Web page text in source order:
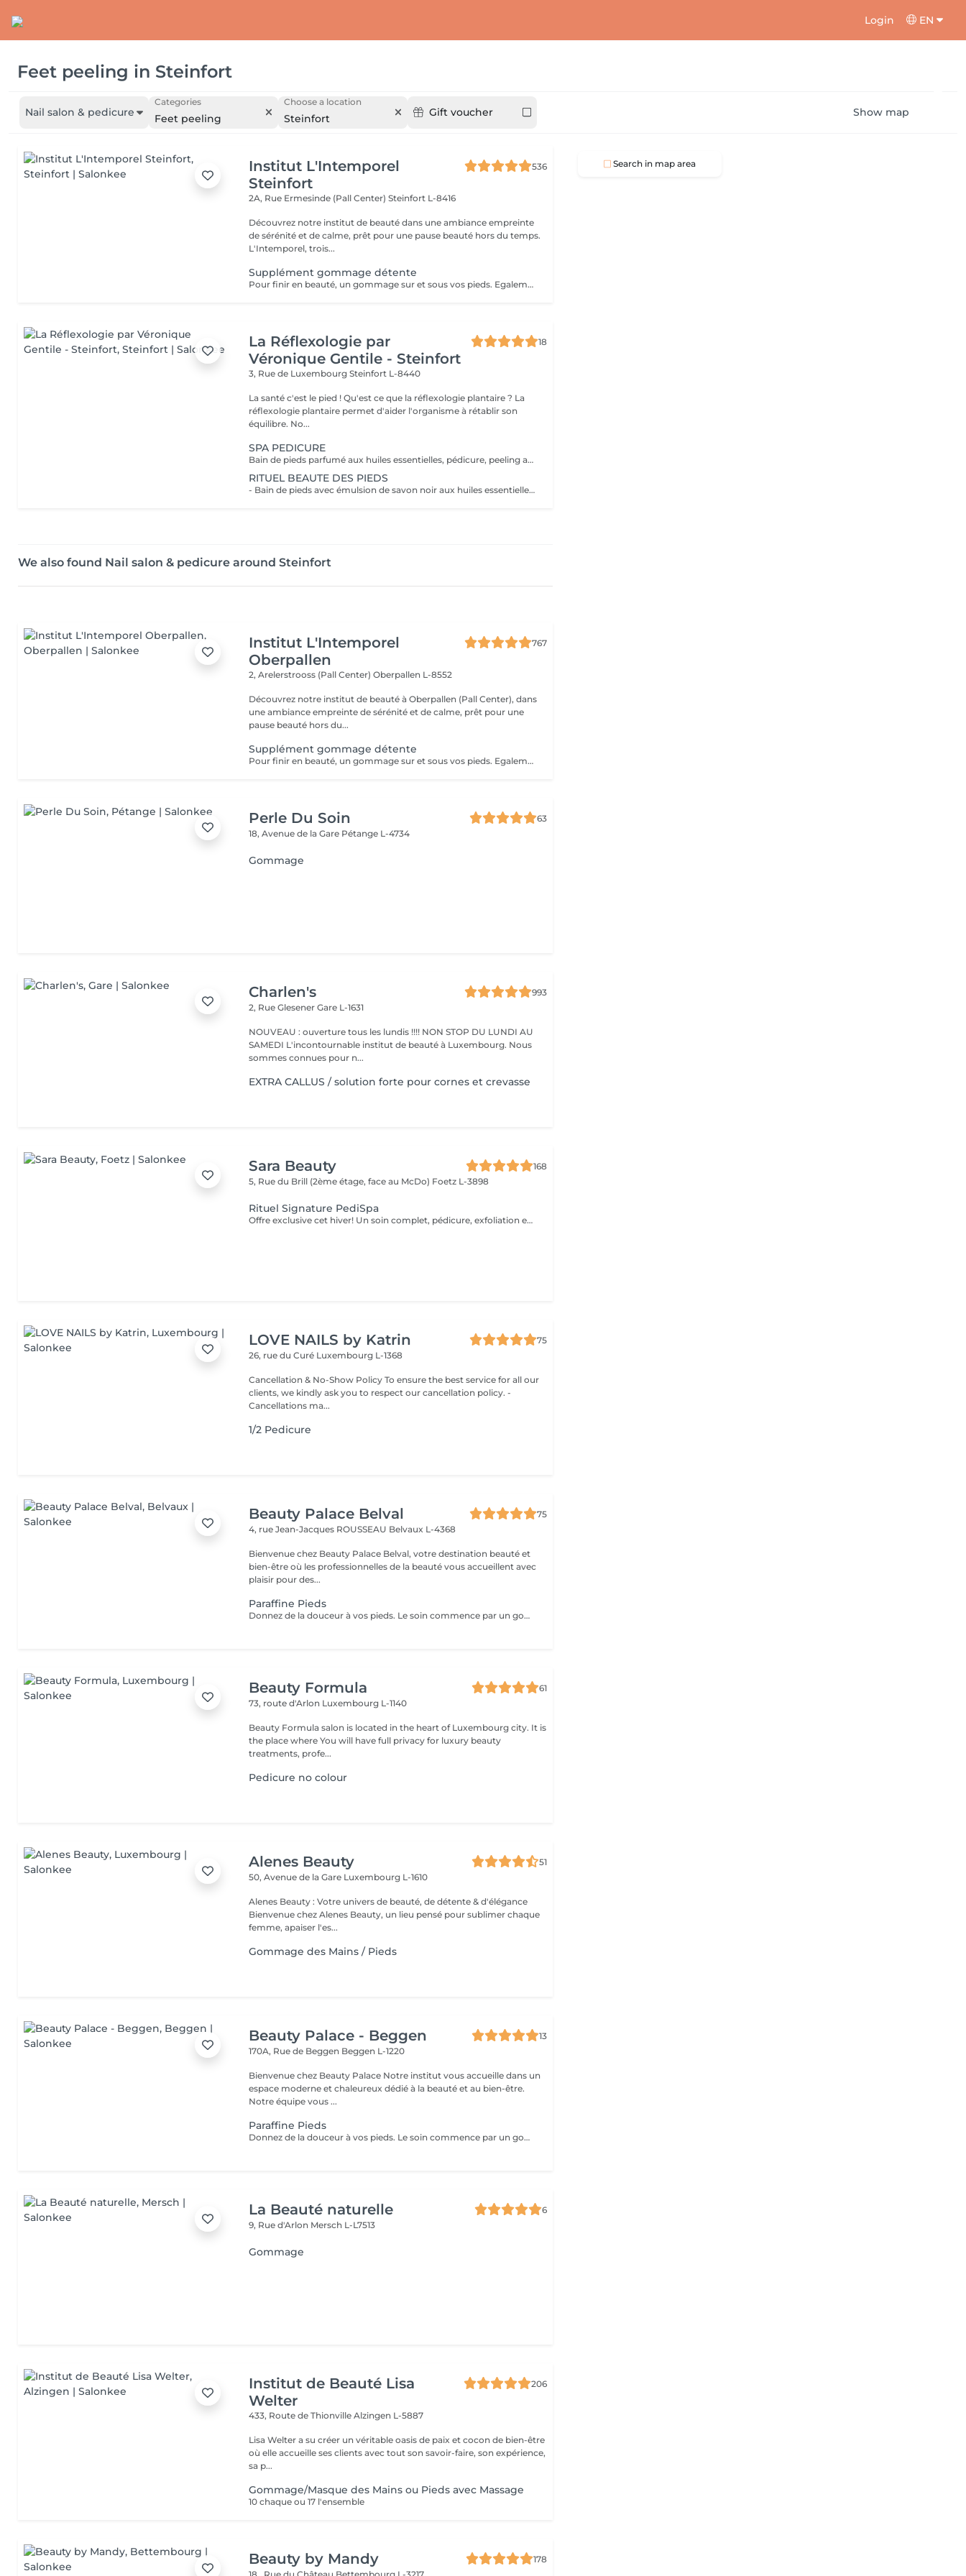
Login EN
Feet peeling in Steinfort
Nail salon & pedicure
Categories
Feet peeling
Choose a location
Steinfort Gift voucher Show map
Institut L'Intemporel
Steinfort
536
2A, Rue Ermesinde (Pall Center)Steinfort L-8416
Découvrez notre institut de beauté dans une ambiance empreinte
de sérénité et de calme, prêt pour une pause beauté hors du temps.
L'Intemporel, trois...
Supplément gommage détente
Pour finir en beauté, un gommage sur et sous vos pieds. Egalement entre les orteils. Pour une meilleure pénétration de la crème pieds. Uniquement avec un service de beauté des pieds / pédicure effectué à l'institut le même jour.
La Réflexologie par
Véronique Gentile - Steinfort
18
3, Rue de LuxembourgSteinfort L-8440
La santé c'est le pied ! Qu'est ce que la réflexologie plantaire ? La
réflexologie plantaire permet d'aider l'organisme à rétablir son
équilibre. No...
SPA PEDICURE
Bain de pieds parfumé aux huiles essentielles, pédicure, peeling au sel senteur orientale, masque chaussettes, massage au beurre de karité
RITUEL BEAUTE DES PIEDS
- Bain de pieds avec émulsion de savon noir aux huiles essentielles méthode traditionnel marocaine - Gommage au sel senteur orientale - Collagène masque/chaussettes - Massage des pieds relaxant et défatigant activant ainsi la circulation sanguine et libérant toute les tensions au beurre de karité
We also found Nail salon & pedicure around Steinfort
Institut L'Intemporel
Oberpallen
767
2, Arelerstrooss (Pall Center)Oberpallen L-8552
Découvrez notre institut de beauté à Oberpallen (Pall Center), dans
une ambiance empreinte de sérénité et de calme, prêt pour une
pause beauté hors du...
Supplément gommage détente
Pour finir en beauté, un gommage sur et sous vos pieds. Egalement entre les orteils. Pour une meilleure pénétration de la crème pieds. Uniquement avec un service de beauté des pieds / pédicurie effectué à l institut le même jour .
Perle Du Soin
63
18, Avenue de la Gare Pétange L-4734
Gommage
Charlen's
993
2, Rue GlesenerGare L-1631
NOUVEAU : ouverture tous les lundis !!!! NON STOP DU LUNDI AU
SAMEDI L'incontournable institut de beauté à Luxembourg. Nous
sommes connues pour n...
EXTRA CALLUS / solution forte pour cornes et crevasse
Sara Beauty
168
5, Rue du Brill (2ème étage, face au McDo) Foetz L-3898
Rituel Signature PediSpa
Offre exclusive cet hiver! Un soin complet, pédicure, exfoliation et masque nourrissant et bain à remous pour une douceur absolue. Un moment cocooning, réconfortant, idéal pour l'hiver. La version avec pause de semi permanent pour des pieds soignés est éclatant tout l'hiver
LOVE NAILS by Katrin
75
26, rue du Curé Luxembourg L-1368
Cancellation & No-Show Policy To ensure the best service for all our
clients, we kindly ask you to respect our cancellation policy. -
Cancellations ma...
1/2 Pedicure
Beauty Palace Belval
75
4, rue Jean-Jacques ROUSSEAU Belvaux L-4368
Bienvenue chez Beauty Palace Belval, votre destination beauté et
bien-être où les professionnelles de la beauté vous accueillent avec
plaisir pour des...
Paraffine Pieds
Donnez de la douceur à vos pieds. Le soin commence par un gommage de la demi-jambe et des pieds, puis avec un grand pinceau la spécialiste de beauté applique la paraffine chaude sur chaque pieds, ce masque va poser environ 15 min, puis vient le moment de la détente: le modelage des pieds, relaxation suprême. Résultat des pieds doux comme une peau de bébé.
Beauty Formula
61
73, route d'Arlon Luxembourg L-1140
Beauty Formula salon is located in the heart of Luxembourg city. It is
the place where You will have full privacy for luxury beauty
treatments, profe...
Pedicure no colour
Alenes Beauty
51
50, Avenue de la Gare Luxembourg L-1610
Alenes Beauty : Votre univers de beauté, de détente & d'élégance
Bienvenue chez Alenes Beauty, un lieu pensé pour sublimer chaque
femme, apaiser l'es...
Gommage des Mains / Pieds
Beauty Palace - Beggen
13
170A, Rue de Beggen Beggen L-1220
Bienvenue chez Beauty Palace Notre institut vous accueille dans un
espace moderne et chaleureux dédié à la beauté et au bien-être.
Notre équipe vous ...
Paraffine Pieds
Donnez de la douceur à vos pieds. Le soin commence par un gommage de la demi-jambe et des pieds, puis avec un grand pinceau la spécialiste de beauté applique la paraffine chaude sur chaque pieds, ce masque va poser environ 15 min, puis vient le moment de la détente: le modelage des pieds, relaxation suprême. Résultat des pieds doux comme une peau de bébé.
La Beauté naturelle
6
9, Rue d'Arlon Mersch L-L7513
Gommage
Institut de Beauté Lisa
Welter
206
433, Route de ThionvilleAlzingen L-5887
Lisa Welter a su créer un véritable oasis de paix et cocon de bien-être
où elle accueille ses clients avec tout son savoir-faire, son expérience,
sa p...
Gommage/Masque des Mains ou Pieds avec Massage
10 chaque ou 17 l'ensemble
Beauty by Mandy
178
Search in map area